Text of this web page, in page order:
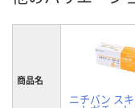
商品名
ニチバン ス